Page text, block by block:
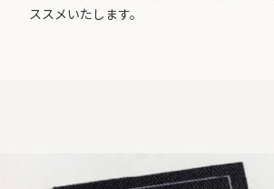
ススメいたします。